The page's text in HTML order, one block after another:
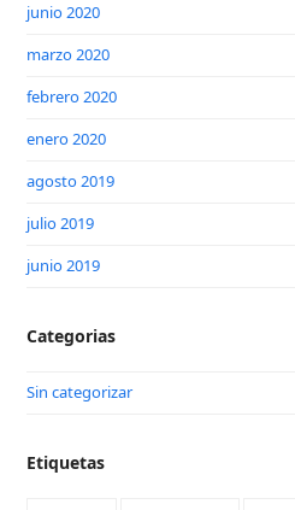
junio 2020
marzo 2020
febrero 2020
enero 2020
agosto 2019
julio 2019
junio 2019
Categorias
Sin categorizar
Etiquetas